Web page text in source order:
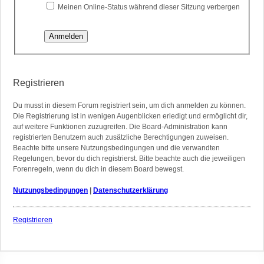
Meinen Online-Status während dieser Sitzung verbergen
Registrieren
Du musst in diesem Forum registriert sein, um dich anmelden zu können.
Die Registrierung ist in wenigen Augenblicken erledigt und ermöglicht dir,
auf weitere Funktionen zuzugreifen. Die Board-Administration kann
registrierten Benutzern auch zusätzliche Berechtigungen zuweisen.
Beachte bitte unsere Nutzungsbedingungen und die verwandten
Regelungen, bevor du dich registrierst. Bitte beachte auch die jeweiligen
Forenregeln, wenn du dich in diesem Board bewegst.
Nutzungsbedingungen Datenschutzerklärung
Registrieren